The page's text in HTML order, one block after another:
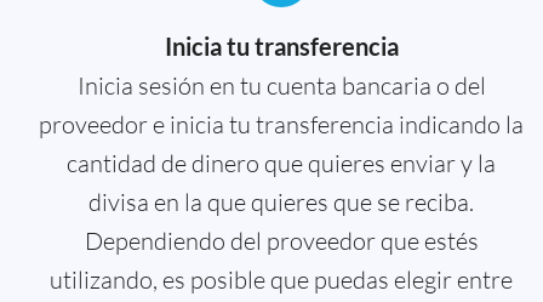
Inicia tu transferencia
Inicia sesión en tu cuenta bancaria o del
proveedor e inicia tu transferencia indicando la
cantidad de dinero que quieres enviar y la
divisa en la que quieres que se reciba.
Dependiendo del proveedor que estés
utilizando, es posible que puedas elegir entre